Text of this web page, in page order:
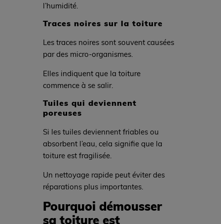
l’humidité.
Traces noires sur la toiture
Les traces noires sont souvent causées
par des micro-organismes.
Elles indiquent que la toiture
commence à se salir.
Tuiles qui deviennent
poreuses
Si les tuiles deviennent friables ou
absorbent l’eau, cela signifie que la
toiture est fragilisée.
Un nettoyage rapide peut éviter des
réparations plus importantes.
Pourquoi démousser
sa toiture est